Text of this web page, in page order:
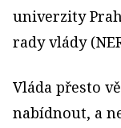
univerzity
rady vlády
Vláda přesto
nabídnout, a